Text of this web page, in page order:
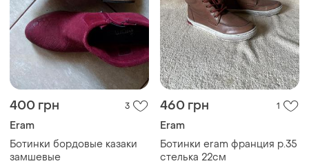
400 грн 3
Eram
Ботинки бордовые казаки
замшевые
460 грн 1
Eram
Ботинки eram франция р.35
стелька 22см